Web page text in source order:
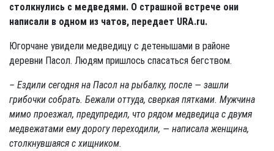
столкнулись с медведями. О страшной встрече они
написали в одном из чатов, передает URA.ru.
Югорчане увидели медведицу с детенышами в районе
деревни Пасол. Людям пришлось спасаться бегством.
– Ездили сегодня на Пасол на рыбалку, после — зашли
грибочки собрать. Бежали оттуда, сверкая пятками. Мужчина
мимо проезжал, предупредил, что рядом медведица с двумя
медвежатами ему дорогу переходили, — написала женщина,
столкнувшаяся с хищником.